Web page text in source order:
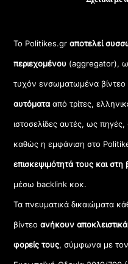
Το Politikes.grαποτελεί
περιεχομένου (aggregator),
τυχόν ενσωματωμένα βίντεο
αυτόματααπό τρίτες,
ιστοσελίδες αυτές, ως πηγές,
καθώς η εμφάνιση στο
επισκεψιμότητά τους και στη
μέσω backlink κοκ.
Τα πνευματικά δικαιώματα
βίντεοανήκουν
φορείς τους, σύμφωνα με